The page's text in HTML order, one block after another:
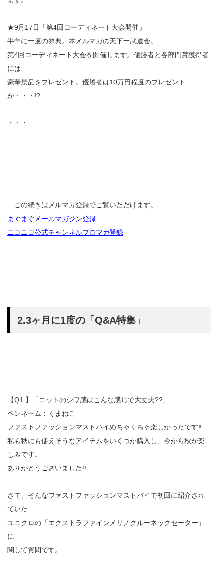
★9月17日「第4回コーディネート大会開催」
半年に一度の祭典。本メルマガの天下一武道会。
第4回コーディネート大会を開催します。優勝者と各部門賞獲得者
には
豪華景品をプレゼント。優勝者は10万円程度のプレゼント
が・・・!?
・・・
…この続きはメルマガ登録でご覧いただけます。
まぐまぐメールマガジン登録
ニコニコ公式チャンネルブロマガ登録
2.3ヶ月に1度の「Q&A特集」
【Q1.】「ニットのシワ感はこんな感じで大丈夫??」
ペンネーム：くまねこ
ファストファッションマストバイめちゃくちゃ楽しかったです!!
私も秋にも使えそうなアイテムをいくつか購入し、今から秋が楽
しみです。
ありがとうございました!!
さて、そんなファストファッションマストバイで初回に紹介され
ていた
ユニクロの「エクストラファインメリノクルーネックセーター」
に
関して質問です。